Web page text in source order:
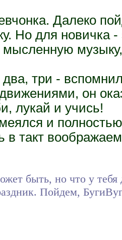
Далеко
Но для новичка -
два, три -
он
лукай и учись!
и
в такт
быть, но что у
Пойдем,